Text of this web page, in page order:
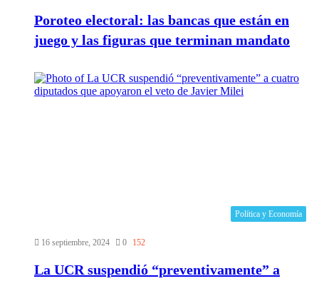
Poroteo electoral: las bancas que están en
juego y las figuras que terminan mandato
Política y Economía
16 septiembre, 2024 0 152
La UCR suspendió “preventivamente” a